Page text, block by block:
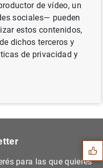
de...
Siguiente
Consolida...
Sugerencias
para las que quieres
de vídeo, un
sociales— pueden
estos contenidos,
dichos terceros y
de privacidad y